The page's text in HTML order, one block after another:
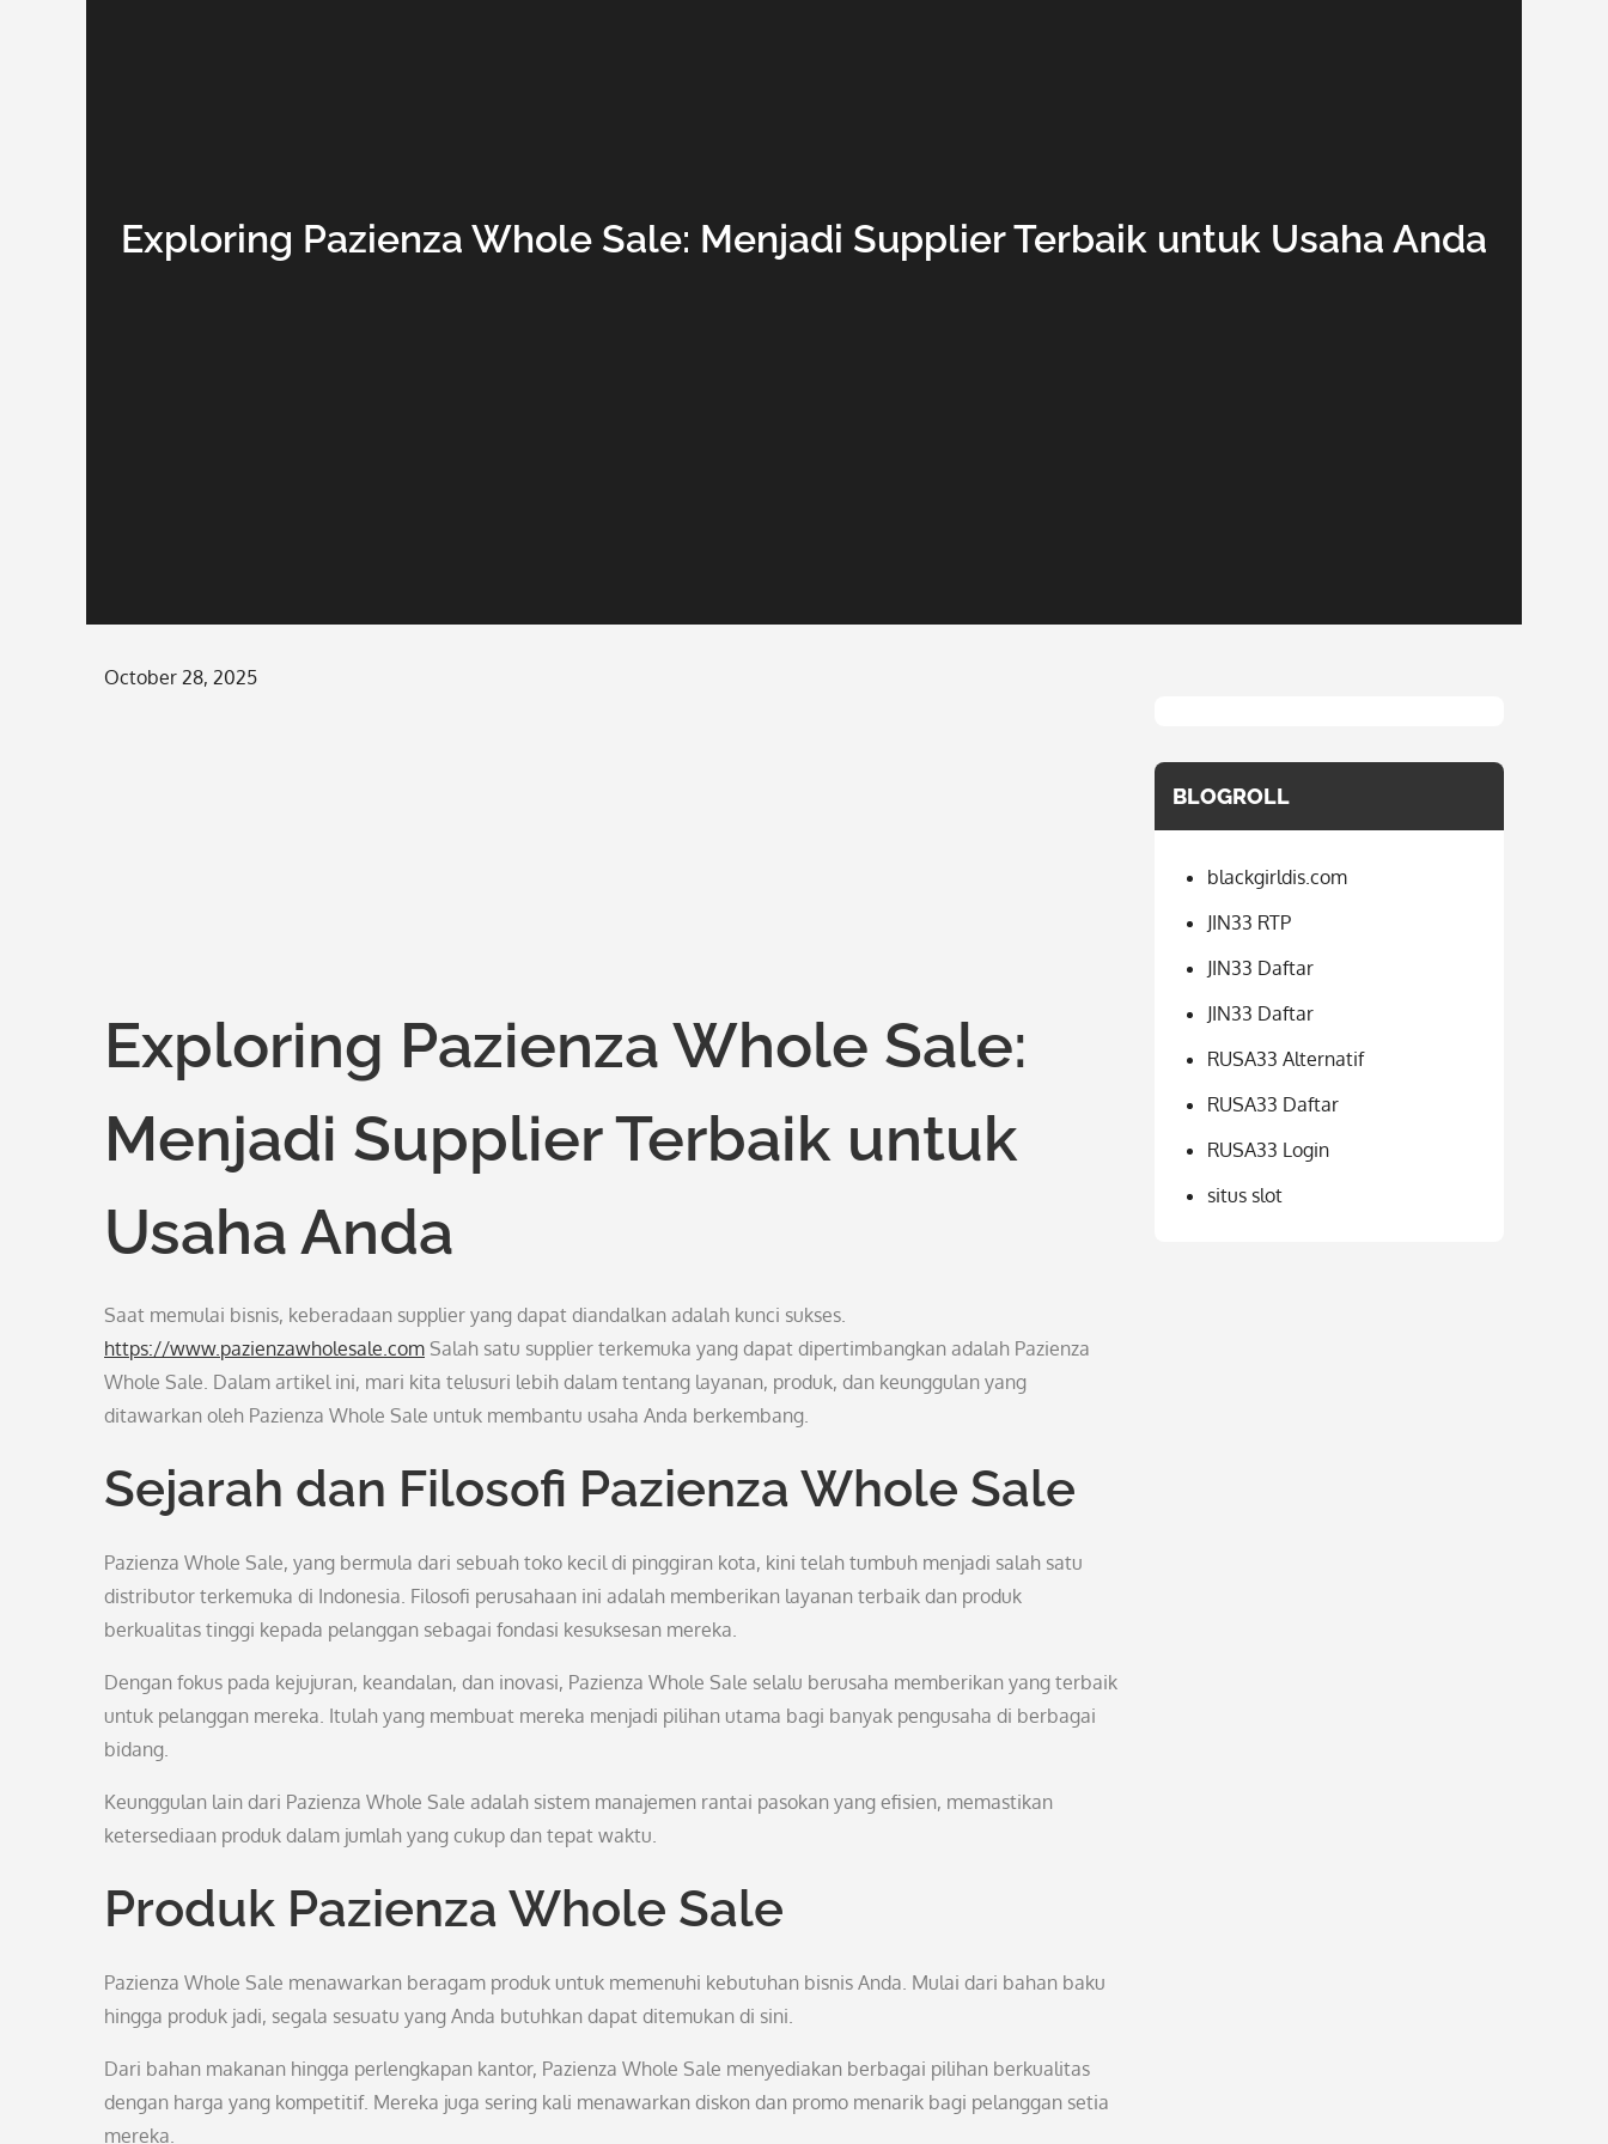
Exploring Pazienza Whole Sale: Menjadi Supplier Terbaik untuk Usaha Anda
Posted
October 28, 2025
Exploring Pazienza Whole Sale:
Menjadi Supplier Terbaik untuk
Usaha Anda
Saat memulai bisnis, keberadaan supplier yang dapat diandalkan adalah kunci sukses.
https://www.pazienzawholesale.com Salah satu supplier terkemuka yang dapat dipertimbangkan adalah Pazienza
Whole Sale. Dalam artikel ini, mari kita telusuri lebih dalam tentang layanan, produk, dan keunggulan yang
ditawarkan oleh Pazienza Whole Sale untuk membantu usaha Anda berkembang.
Sejarah dan Filosofi Pazienza Whole Sale
Pazienza Whole Sale, yang bermula dari sebuah toko kecil di pinggiran kota, kini telah tumbuh menjadi salah satu
distributor terkemuka di Indonesia. Filosofi perusahaan ini adalah memberikan layanan terbaik dan produk
berkualitas tinggi kepada pelanggan sebagai fondasi kesuksesan mereka.
Dengan fokus pada kejujuran, keandalan, dan inovasi, Pazienza Whole Sale selalu berusaha memberikan yang terbaik
untuk pelanggan mereka. Itulah yang membuat mereka menjadi pilihan utama bagi banyak pengusaha di berbagai
bidang.
Keunggulan lain dari Pazienza Whole Sale adalah sistem manajemen rantai pasokan yang efisien, memastikan
ketersediaan produk dalam jumlah yang cukup dan tepat waktu.
Produk Pazienza Whole Sale
Pazienza Whole Sale menawarkan beragam produk untuk memenuhi kebutuhan bisnis Anda. Mulai dari bahan baku
hingga produk jadi, segala sesuatu yang Anda butuhkan dapat ditemukan di sini.
Dari bahan makanan hingga perlengkapan kantor, Pazienza Whole Sale menyediakan berbagai pilihan berkualitas
dengan harga yang kompetitif. Mereka juga sering kali menawarkan diskon dan promo menarik bagi pelanggan setia
mereka.
BLOGROLL
blackgirldis.com
JIN33 RTP
JIN33 Daftar
JIN33 Daftar
RUSA33 Alternatif
RUSA33 Daftar
RUSA33 Login
situs slot